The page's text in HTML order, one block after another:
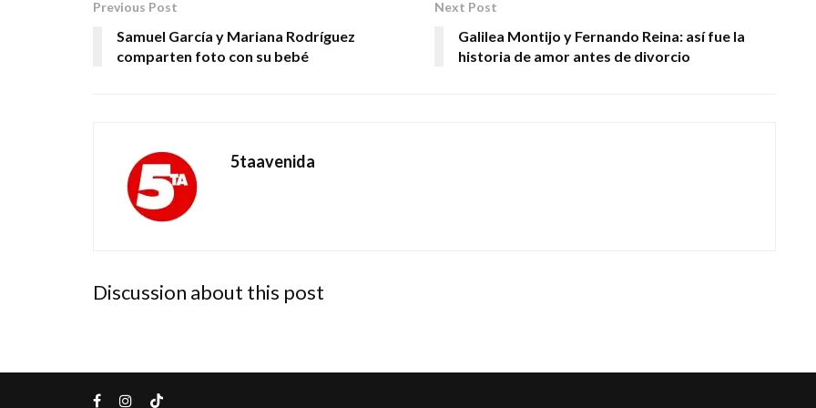
Previous Post
Samuel García y Mariana Rodríguez
comparten foto con su bebé
Next Post
Galilea Montijo y Fernando Reina: así fue la
historia de amor antes de divorcio
5taavenida
Discussion about this post